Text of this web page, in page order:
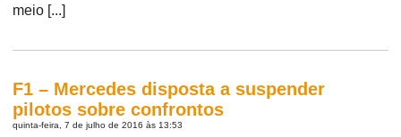
meio [...]
F1 – Mercedes disposta a suspender
pilotos sobre confrontos
quinta-feira, 7 de julho de 2016 às 13:53